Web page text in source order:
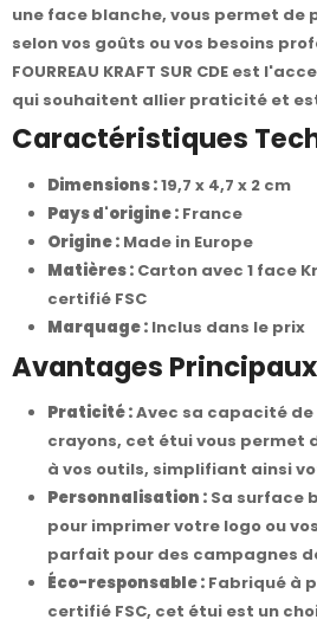
une face blanche, vous permet de
selon vos goûts ou vos besoins
FOURREAU KRAFT SUR CDE est
qui souhaitent allier praticité et
Caractéristiques
Dimensions :19,7 x 4,7 x 2 cm
Pays d'origine : France
Origine : Made in Europe
Matières : Carton avec 1 face
certifié FSC
Marquage : Inclus dans le prix
Avantages Principaux
Praticité :Avec sa capacité de
crayons, cet étui vous permet
à vos outils, simplifiant ainsi
Personnalisation : Sa surface
pour imprimer votre logo ou
parfait pour des campagnes
Éco-responsable : Fabriqué à
certifié FSC, cet étui est un